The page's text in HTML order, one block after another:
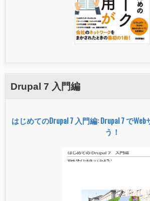
Drupal 7 入門編
はじめてのDrupal 7 入門編: Drupal 7 で
う！